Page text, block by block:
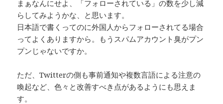
まぁなんにせよ、「フォローされている」の数を少し減
らしてみようかな、と思います。
日本語で書くってのに外国人からフォローされてる場合
ってよくありますから。もうスパムアカウント臭がプン
プンじゃないですか。
ただ、Twitterの側も事前通知や複数言語による注意の
喚起など、色々と改善すべき点があるようにも思えま
す。